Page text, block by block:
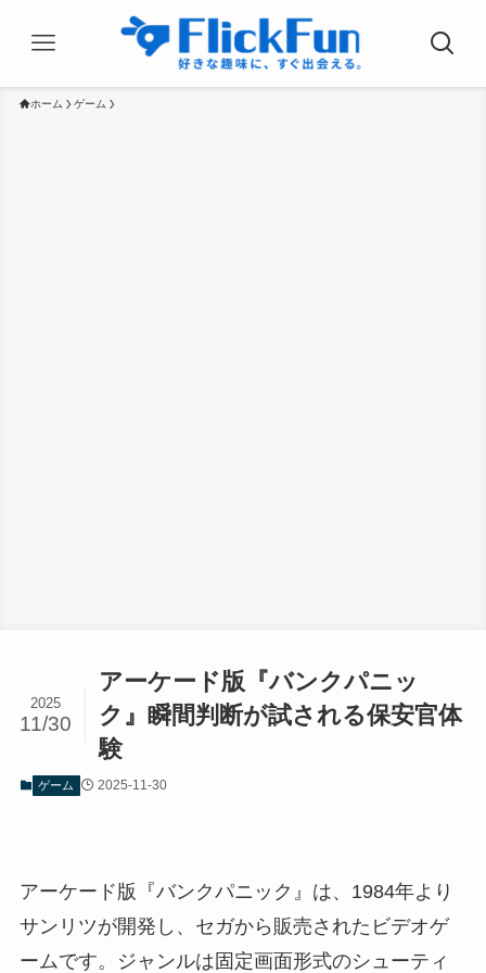
ホーム ゲーム
アーケード版『バンクパニッ
ク』瞬間判断が試される保安官体
験
2025
11/30
ゲーム 2025-11-30
アーケード版『バンクパニック』は、1984年より
サンリツが開発し、セガから販売されたビデオゲ
ームです。ジャンルは固定画面形式のシューティ